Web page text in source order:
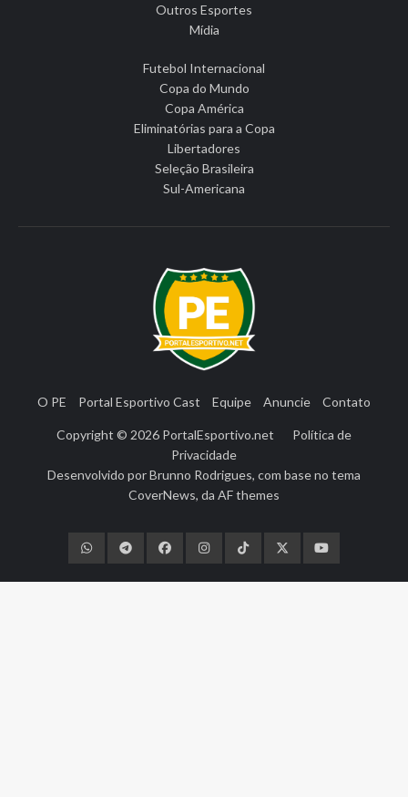
Outros Esportes
Mídia
Futebol Internacional
Copa do Mundo
Copa América
Eliminatórias para a Copa
Libertadores
Seleção Brasileira
Sul-Americana
O PE Portal Esportivo Cast Equipe Anuncie Contato
Copyright © 2026 PortalEsportivo.net
Política de
Privacidade
Desenvolvido porBrunno Rodrigues, com base no tema
CoverNews, da AF themes